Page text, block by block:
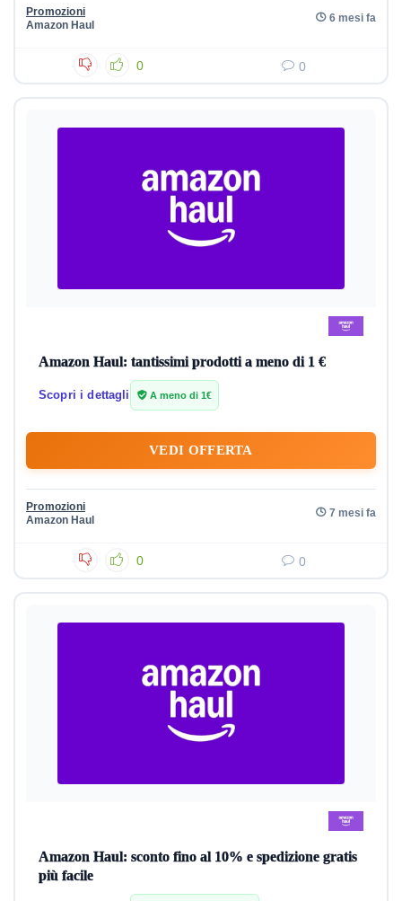
Promozioni
Amazon Haul
6 mesi fa
0 0
Amazon Haul: tantissimi prodotti a meno di 1 €
Scopri i dettagli A meno di 1€
VEDI OFFERTA
Promozioni
Amazon Haul
7 mesi fa
0 0
Amazon Haul: sconto fino al 10% e spedizione gratis
più facile